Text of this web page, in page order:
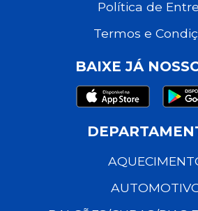
Política de
Termos e
BAIXE JÁ